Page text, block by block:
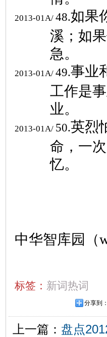
2013-01A/ 48.如果
溪；如
急。
2013-01A/ 49.事业
工作是
业。
2013-01A/ 50.英烈
命，一
忆。
中华智库园（
标签： 新词热词
分享到：
上一篇： 盘点